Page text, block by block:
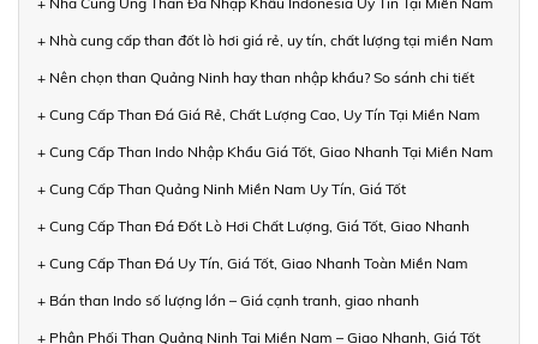
+ Nhà cung cấp than đốt lò hơi giá rẻ, uy tín, chất lượng tại miền Nam
+ Nên chọn than Quảng Ninh hay than nhập khẩu? So sánh chi tiết
+ Cung Cấp Than Đá Giá Rẻ, Chất Lượng Cao, Uy Tín Tại Miền Nam
+ Cung Cấp Than Indo Nhập Khẩu Giá Tốt, Giao Nhanh Tại Miền Nam
+ Cung Cấp Than Quảng Ninh Miền Nam Uy Tín, Giá Tốt
+ Cung Cấp Than Đá Đốt Lò Hơi Chất Lượng, Giá Tốt, Giao Nhanh
+ Cung Cấp Than Đá Uy Tín, Giá Tốt, Giao Nhanh Toàn Miền Nam
+ Bán than Indo số lượng lớn – Giá cạnh tranh, giao nhanh
+ Phân Phối Than Quảng Ninh Tại Miền Nam – Giao Nhanh, Giá Tốt